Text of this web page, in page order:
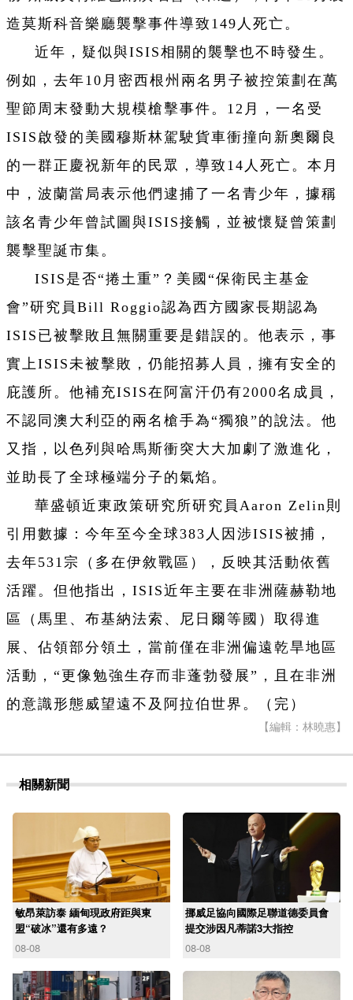
造莫斯科音樂廳襲擊事件導致149人死亡。
近年，疑似與ISIS相關的襲擊也不時發生。
例如，去年10月密西根州兩名男子被控策劃在萬
聖節周末發動大規模槍擊事件。12月，一名受
ISIS啟發的美國穆斯林駕駛貨車衝撞向新奧爾良
的一群正慶祝新年的民眾，導致14人死亡。本月
中，波蘭當局表示他們逮捕了一名青少年，據稱
該名青少年曾試圖與ISIS接觸，並被懷疑曾策劃
襲擊聖誕市集。
ISIS是否“捲土重”？美國“保衛民主基金
會”研究員Bill Roggio認為西方國家長期認為
ISIS已被擊敗且無關重要是錯誤的。他表示，事
實上ISIS未被擊敗，仍能招募人員，擁有安全的
庇護所。他補充ISIS在阿富汗仍有2000名成員，
不認同澳大利亞的兩名槍手為“獨狼”的說法。他
又指，以色列與哈馬斯衝突大大加劇了激進化，
並助長了全球極端分子的氣焰。
華盛頓近東政策研究所研究員Aaron Zelin則
引用數據：今年至今全球383人因涉ISIS被捕，
去年531宗（多在伊敘戰區），反映其活動依舊
活躍。但他指出，ISIS近年主要在非洲薩赫勒地
區（馬里、布基納法索、尼日爾等國）取得進
展、佔領部分領土，當前僅在非洲偏遠乾旱地區
活動，“更像勉強生存而非蓬勃發展”，且在非洲
的意識形態威望遠不及阿拉伯世界。（完）
【編輯：林曉惠】
相關新聞
敏昂萊訪泰 緬甸現政府距與東
盟“破冰”還有多遠？
08-08
挪威足協向國際足聯道德委員會
提交涉因凡蒂諾3大指控
08-08